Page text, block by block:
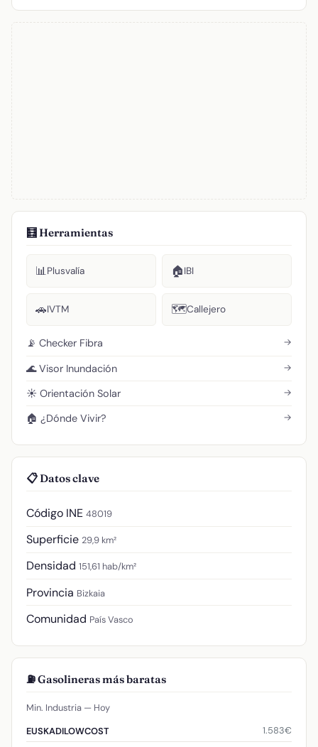
🧮 Herramientas
📊Plusvalía 🏠IBI
🚗IVTM 🗺️Callejero
📡 Checker Fibra →
🌊 Visor Inundación →
☀️ Orientación Solar →
🏠 ¿Dónde Vivir? →
📋 Datos clave
Código INE 48019
Superficie 29,9 km²
Densidad 151,61 hab/km²
Provincia Bizkaia
Comunidad País Vasco
⛽ Gasolineras más baratas
Min. Industria — Hoy
EUSKADILOWCOST
1.583€